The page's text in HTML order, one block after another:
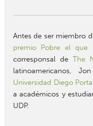
Antes de ser miembro
premio Pobre el que
corresponsal de The
latinoamericanos,
Universidad Diego
a académicos y
UDP.